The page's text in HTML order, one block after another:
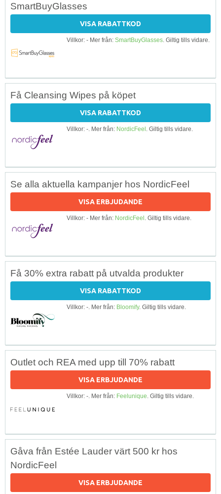
SmartBuyGlasses
VISA RABATTKOD
Villkor: - Mer från: SmartBuyGlasses. Giltig tills vidare.
Få Cleansing Wipes på köpet
VISA RABATTKOD
Villkor: -. Mer från: NordicFeel. Giltig tills vidare.
Se alla aktuella kampanjer hos NordicFeel
VISA ERBJUDANDE
Villkor: - Mer från: NordicFeel. Giltig tills vidare.
Få 30% extra rabatt på utvalda produkter
VISA RABATTKOD
Villkor: -. Mer från: Bloomify. Giltig tills vidare.
Outlet och REA med upp till 70% rabatt
VISA ERBJUDANDE
Villkor: -. Mer från: Feelunique. Giltig tills vidare.
Gåva från Estée Lauder värt 500 kr hos
NordicFeel
VISA ERBJUDANDE